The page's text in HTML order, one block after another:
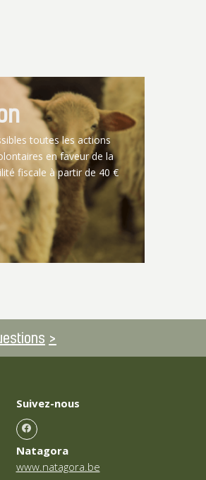
toutes les actions
en faveur de la
fiscale à partir de 40 €
Suivez-nous
Natagora
www.natagora.be